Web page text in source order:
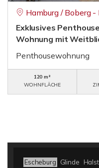
Hamburg / Boberg
Exklusives
Wohnung mit
Penthousewohnung
120 m²
WOHNFLÄCHE
Escheburg Glinde